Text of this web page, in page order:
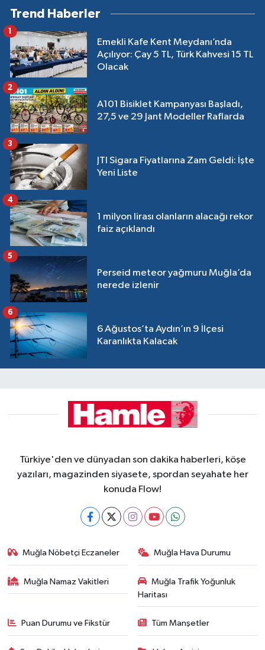
Trend Haberler
Emekli Kafe Kent Meydanı’nda
Açılıyor: Çay 5 TL, Türk Kahvesi 15 TL
Olacak
1
A101 Bisiklet Kampanyası Başladı,
27,5 ve 29 Jant Modeller Raflarda
2
JTI Sigara Fiyatlarına Zam Geldi: İşte
Yeni Liste
3
1 milyon lirası olanların alacağı rekor
faiz açıklandı
4
Perseid meteor yağmuru Muğla’da
nerede izlenir
5
6 Ağustos’ta Aydın’ın 9 İlçesi
Karanlıkta Kalacak
6
Türkiye'den ve dünyadan son dakika haberleri, köşe
yazıları, magazinden siyasete, spordan seyahate her
konuda Flow!
Muğla Nöbetçi Eczaneler Muğla Hava Durumu
Muğla Namaz Vakitleri
Muğla Trafik Yoğunluk
Haritası
Puan Durumu ve Fikstür Tüm Manşetler